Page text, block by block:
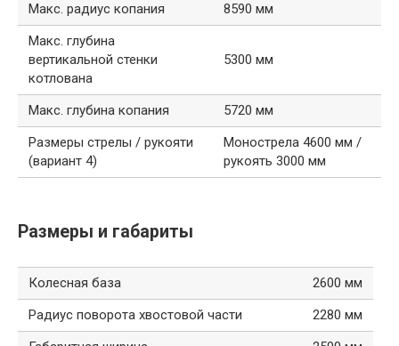
Макс. радиус копания
8590 мм
Макс. глубина
вертикальной стенки
котлована
5300 мм
Макс. глубина копания
5720 мм
Размеры стрелы / рукояти
(вариант 4)
Монострела 4600 мм /
рукоять 3000 мм
Размеры и габариты
Колесная база
2600 мм
Радиус поворота хвостовой части
2280 мм